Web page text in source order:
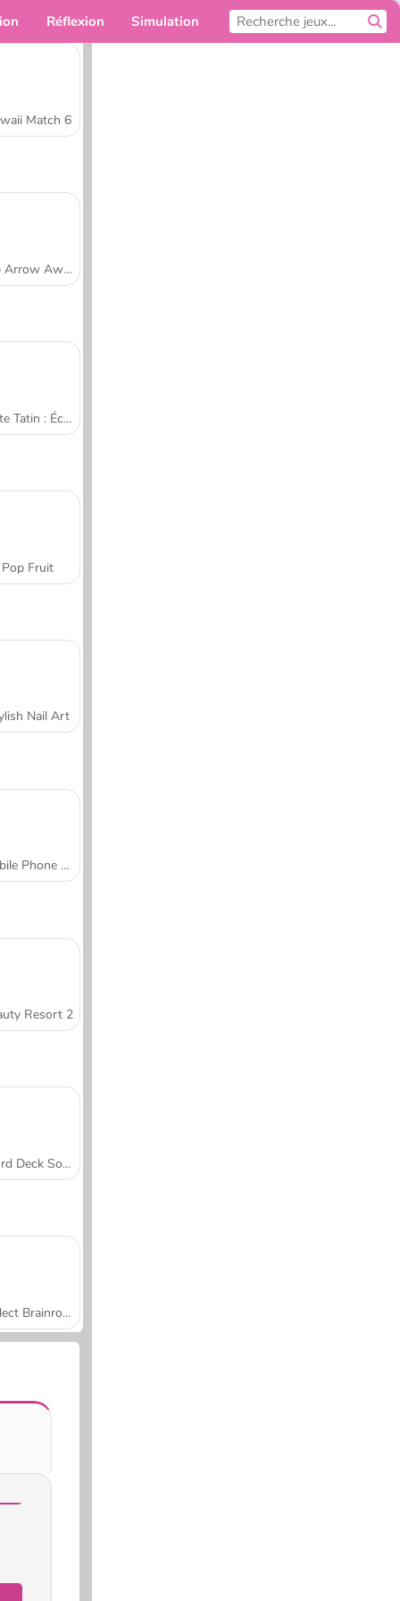
Réflexion Simulation
Match 6
Tap Arrow Away
Tarte Tatin : École de cuisine de Sara
Pop Fruit
Nail Art
Mobile Phone Case Design & DIY
Resort 2
Word Deck Solitaire
Collect Brainrot Arena